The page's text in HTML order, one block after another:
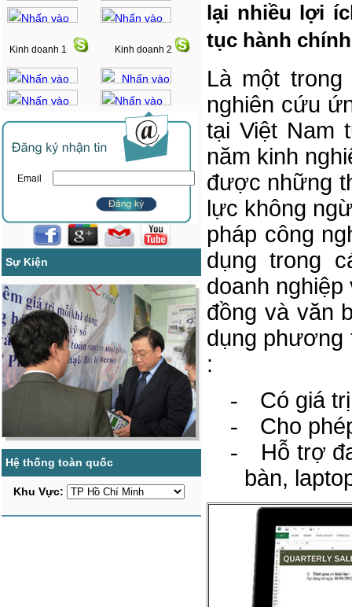
Kinh doanh 1 Kinh doanh 2
Email
Sự Kiện
Hệ thống toàn quốc
Khu Vực:
lại nhiều lợi
tục hành
Là một
nghiên cứu
tại Việt Nam
năm kinh
được những
lực không
pháp công
dụng trong
doanh
đồng và văn
dụng phương
:
-
Có giá
-
Cho
-
Hỗ trợ
bàn,